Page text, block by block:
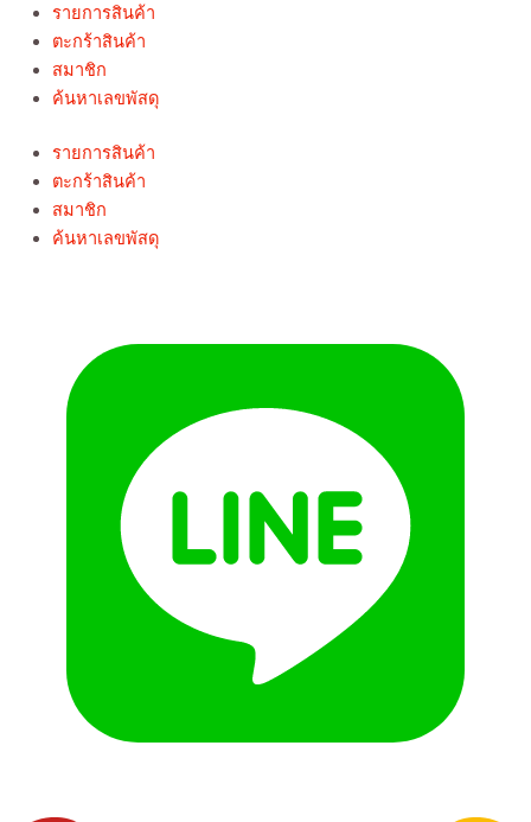
รายการสินค้า
ตะกร้าสินค้า
สมาชิก
ค้นหาเลขพัสดุ
รายการสินค้า
ตะกร้าสินค้า
สมาชิก
ค้นหาเลขพัสดุ